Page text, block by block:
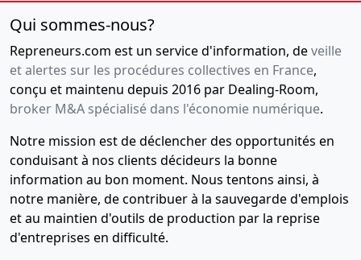
Qui sommes-nous?
Repreneurs.com est un service d'information, deveille
et alertes sur les procédures collectives en France,
conçu et maintenu depuis 2016 par Dealing-Room,
broker M&A spécialisé dans l'économie numérique.
Notre mission est de déclencher des opportunités en
conduisant à nos clients décideurs la bonne
information au bon moment. Nous tentons ainsi, à
notre manière, de contribuer à la sauvegarde d'emplois
et au maintien d'outils de production par la reprise
d'entreprises en difficulté.